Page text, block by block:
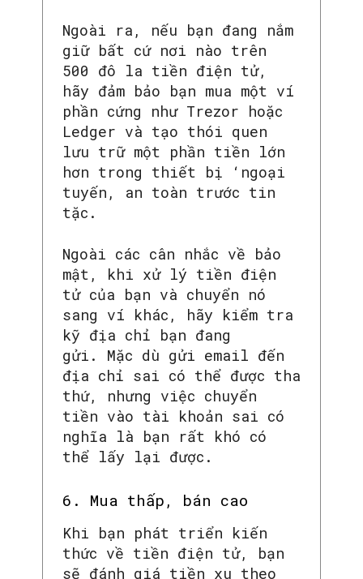
Ngoài ra, nếu bạn đang nắm
giữ bất cứ nơi nào trên
500 đô la tiền điện tử,
hãy đảm bảo bạn mua một ví
phần cứng như Trezor hoặc
Ledger và tạo thói quen
lưu trữ một phần tiền lớn
hơn trong thiết bị ‘ngoại
tuyến, an toàn trước tin
tặc.
Ngoài các cân nhắc về bảo
mật, khi xử lý tiền điện
tử của bạn và chuyển nó
sang ví khác, hãy kiểm tra
kỹ địa chỉ bạn đang
gửi. Mặc dù gửi email đến
địa chỉ sai có thể được tha
thứ, nhưng việc chuyển
tiền vào tài khoản sai có
nghĩa là bạn rất khó có
thể lấy lại được.
6. Mua thấp, bán cao
Khi bạn phát triển kiến ​​
thức về tiền điện tử, bạn
sẽ đánh giá tiền xu theo